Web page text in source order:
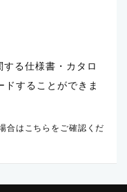
る仕様書・カタロ
ドすることができま
合はこちらをご確認くだ